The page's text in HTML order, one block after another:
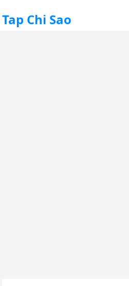
Tap Chi Sao